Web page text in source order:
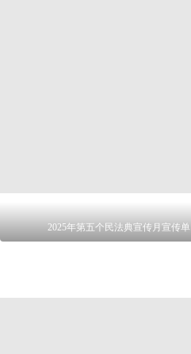
2025年第五个民法典宣传月宣传单